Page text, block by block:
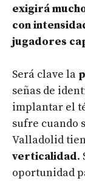
exigirá
con
jugadores
Será clave la
señas de
implantar el
sufre cuando
Valladolid
verticalidad.
oportunidad